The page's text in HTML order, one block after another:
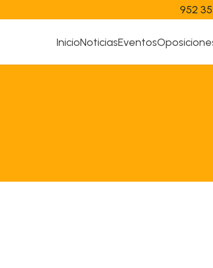
952
InicioNoticiasEventos